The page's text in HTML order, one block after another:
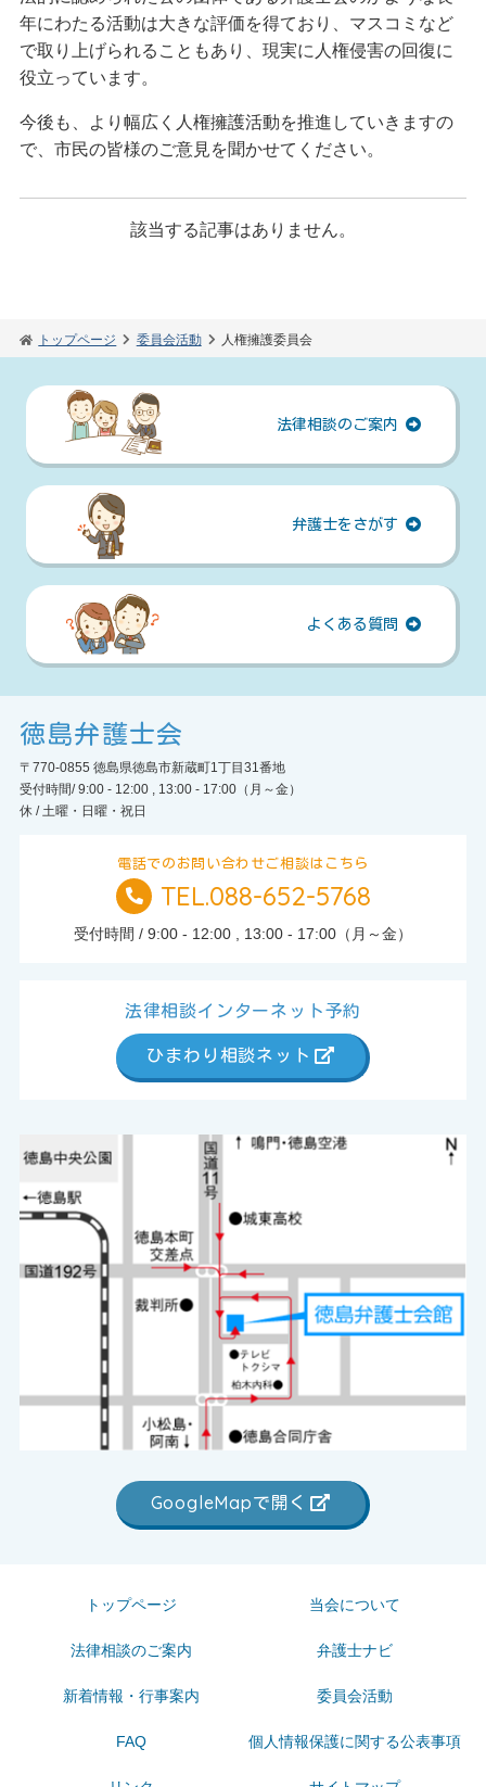
年にわたる活動は大きな評価を得ており、マスコミなど
で取り上げられることもあり、現実に人権侵害の回復に
役立っています。
今後も、より幅広く人権擁護活動を推進していきますの
で、市民の皆様のご意見を聞かせてください。
該当する記事はありません。
トップページ 委員会活動 人権擁護委員会
法律相談のご案内
弁護士をさがす
よくある質問
徳島弁護士会
〒770-0855 徳島県徳島市新蔵町1丁目31番地
受付時間/ 9:00 - 12:00 , 13:00 - 17:00（月～金）
休 / 土曜・日曜・祝日
電話でのお問い合わせご相談はこちら
TEL.
TEL.088-652-5768
受付時間 / 9:00 - 12:00 , 13:00 - 17:00（月～金）
法律相談インターネット予約
ひまわり相談ネット
GoogleMapで開く
トップページ 当会について
法律相談のご案内 弁護士ナビ
新着情報・行事案内 委員会活動
FAQ 個人情報保護に関する公表事項